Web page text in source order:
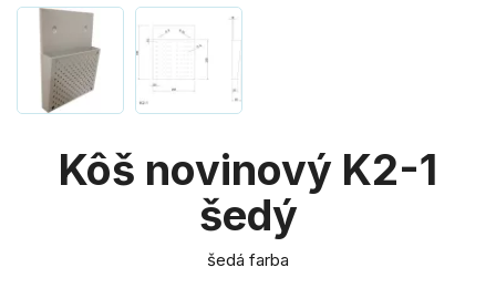
Kôš novinový K2-1
šedý
šedá farba